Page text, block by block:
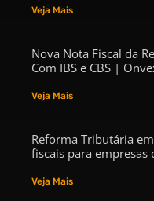
Veja Mais
Nova Nota Fiscal da
Com IBS e CBS |
Veja Mais
Reforma Tributária
fiscais para empresas
Veja Mais